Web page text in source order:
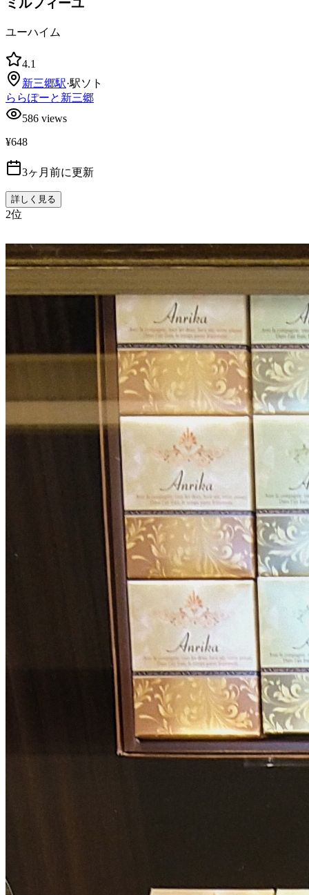
ミルフィーユ
ユーハイム
4.1
新三郷駅·駅ソト
ららぽーと新三郷
586 views
¥648
3ヶ月前に更新
詳しく見る
2位